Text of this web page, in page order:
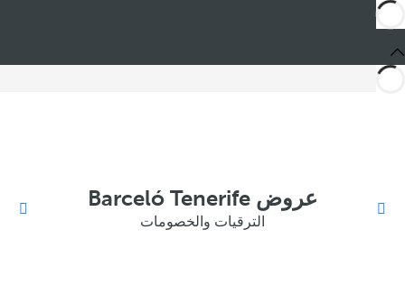
عروض Barceló Tenerife
الترقيات والخصومات